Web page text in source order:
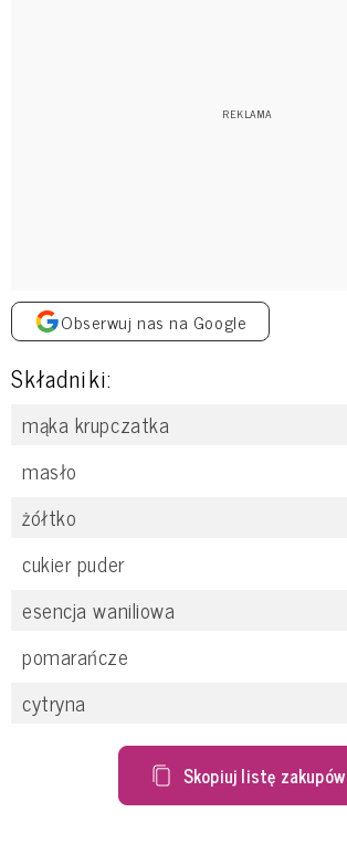
Obserwuj nas na Google
Składniki:
mąka krupczatka
masło
żółtko
cukier puder
esencja waniliowa
pomarańcze
cytryna
Skopiuj listę zakupów